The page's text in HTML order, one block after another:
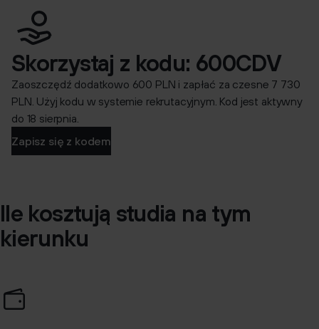
Skorzystaj z kodu: 600CDV
Zaoszczędź dodatkowo 600 PLN i zapłać za czesne 7 730
PLN. Użyj kodu w systemie rekrutacyjnym. Kod jest aktywny
do 18 sierpnia.
Zapisz się z kodem
Ile kosztują studia na tym
kierunku